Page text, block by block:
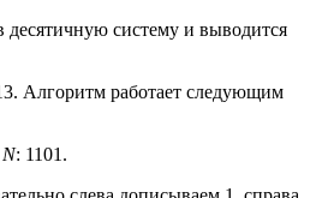
десятичную систему и выводится
Алгоритм работает следующим
N: 1101.